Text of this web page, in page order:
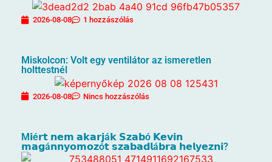
2026-08-08 1 hozzászólás
Miskolcon: Volt egy ventilátor az ismeretlen
holttestnél
2026-08-08 Nincs hozzászólás
M𝗶é𝗿𝘁 𝗻𝗲𝗺 𝗮𝗸𝗮𝗿𝗷á𝗸 𝗦𝘇𝗮𝗯ó 𝗞𝗲𝘃𝗶𝗻
𝗺𝗮𝗴á𝗻𝗻𝘆𝗼𝗺𝗼𝘇ó𝘁 𝘀𝘇𝗮𝗯𝗮𝗱𝗹á𝗯𝗿𝗮 𝗵𝗲𝗹𝘆𝗲𝘇𝗻𝗶?